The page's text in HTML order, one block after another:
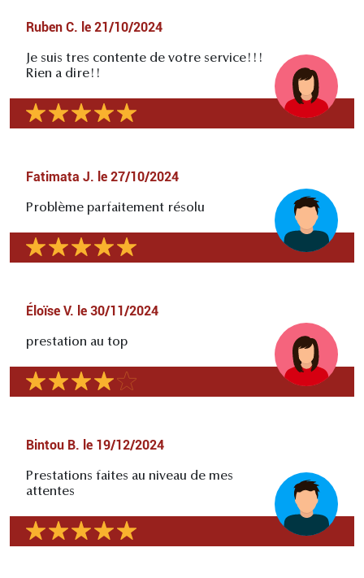
Ruben C. le 21/10/2024
Je suis tres contente de votre service!!!
Rien a dire!!
Fatimata J. le 27/10/2024
Problème parfaitement résolu
Éloïse V. le 30/11/2024
prestation au top
Bintou B. le 19/12/2024
Prestations faites au niveau de mes
attentes